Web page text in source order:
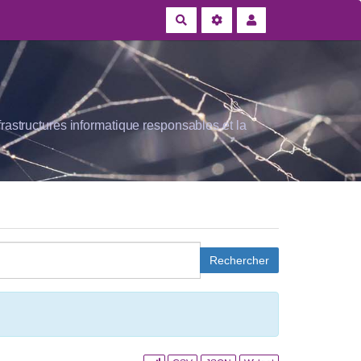
Rechercher
informatique responsables et la